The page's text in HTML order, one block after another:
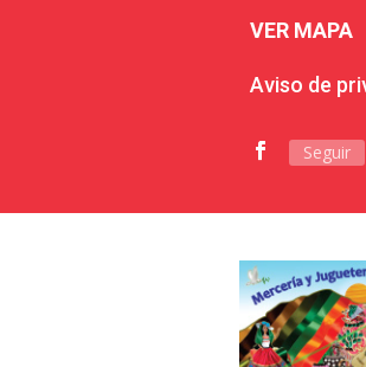
VER MAPA
Aviso de
Seguir